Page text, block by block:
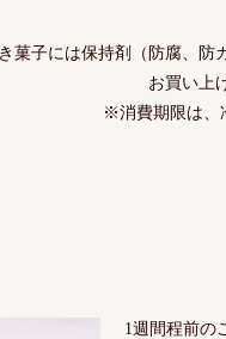
菓子には保持剤（防腐、防
お買い上
※消費期限は、
1週間程前の